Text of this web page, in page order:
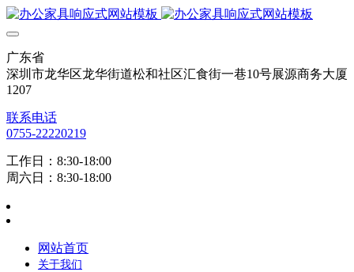
广东省
深圳市龙华区龙华街道松和社区汇食街一巷10号展源商务大厦
1207
联系电话
0755-22220219
工作日：8:30-18:00
周六日：8:30-18:00
网站首页
关于我们